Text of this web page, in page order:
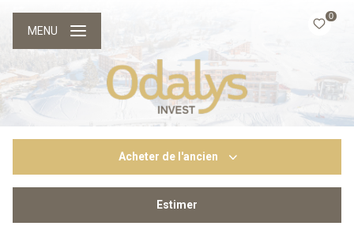
0
MENU
Acheter de l'ancien
Estimer